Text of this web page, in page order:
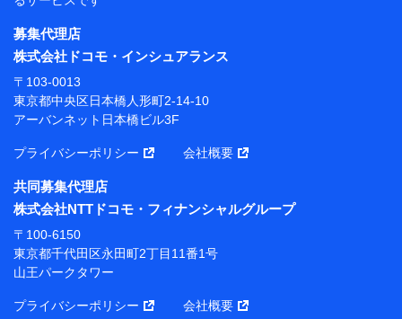
東京都千代田区永田町2丁目11番1号 山王パークタワー
株式会社NTTドコモ 代表取締役社長 前田 義晃
東京都中央区日本橋人形町2-14-10 アーバンネット日
本橋ビル 3F
長 吉村 忠義
※ 当社および株式会社NTTドコモは、お客さまの情報
を利用させていただくにあたっては、「NTTドコモ パー
ソナルデータ憲章」に定める行動原則を順守します 。
※ パーソナルデータダッシュボードの「第三者提供の
管理」の設定状態にかかわらず、共同利用する場合があ
※ dポイントクラブ会員ではないお客さま（2019年12
募集代理店
株式会社ドコモ・インシュアランス
〒103-0013
東京都中央区日本橋人形町2-14-10
アーバンネット日本橋ビル3F
プライバシーポリシー 会社概要
共同募集代理店
株式会社NTTドコモ・フィナンシャルグループ
〒100-6150
東京都千代田区永田町2丁目11番1号
山王パークタワー
プライバシーポリシー 会社概要